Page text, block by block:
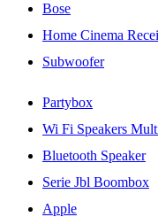
Bose
Home Cinema
Subwoofer
Partybox
Wi Fi Speakers
Bluetooth Speaker
Serie Jbl Boombox
Apple